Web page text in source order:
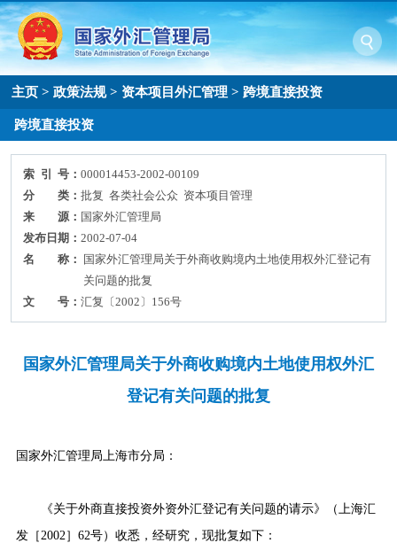
主页 >政策法规>资本项目外汇管理 >跨境直接投资
跨境直接投资
索 引 号：000014453-2002-00109
分 类：批复 各类社会公众 资本项目管理
来 源： 国家外汇管理局
发布日期：2002-07-04
名 称：
国家外汇管理局关于外商收购境内土地使用权外汇登记有
关问题的批复
文 号：汇复〔2002〕156号
国家外汇管理局关于外商收购境内土地使用权外汇
登记有关问题的批复
国家外汇管理局上海市分局：
《关于外商直接投资外资外汇登记有关问题的请示》（上海汇
发［ 2002 ］ 62号）收悉，经研究，现批复如下：